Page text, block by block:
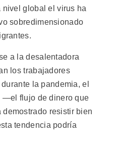
nivel global el virus ha
sobredimensionado
a la desalentadora
los trabajadores
la pandemia, el
—el flujo de dinero que
resistir bien
tendencia podría